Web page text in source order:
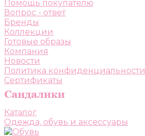
Помощь покупателю
Вопрос - ответ
Бренды
Коллекции
Готовые образы
Компания
Новости
Политика конфиденциальности
Сертификаты
Каталог
Одежда, обувь и аксессуары